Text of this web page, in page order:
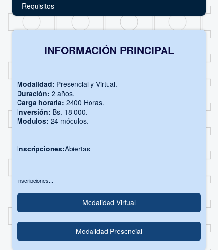
Requisitos
INFORMACIÓN PRINCIPAL
Modalidad: Presencial y Virtual.
Duración: 2 años.
Carga horaria: 2400 Horas.
Inversión: Bs. 18.000.-
Modulos: 24 módulos.
Inscripciones:Abiertas.
Inscripciones...
Modalidad Virtual
Modalidad Presencial